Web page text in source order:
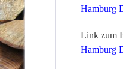
Hamburg
Link zum
Hamburg